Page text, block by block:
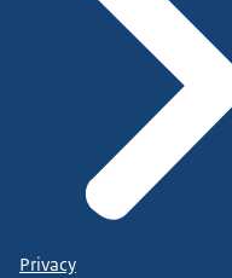
Privacy